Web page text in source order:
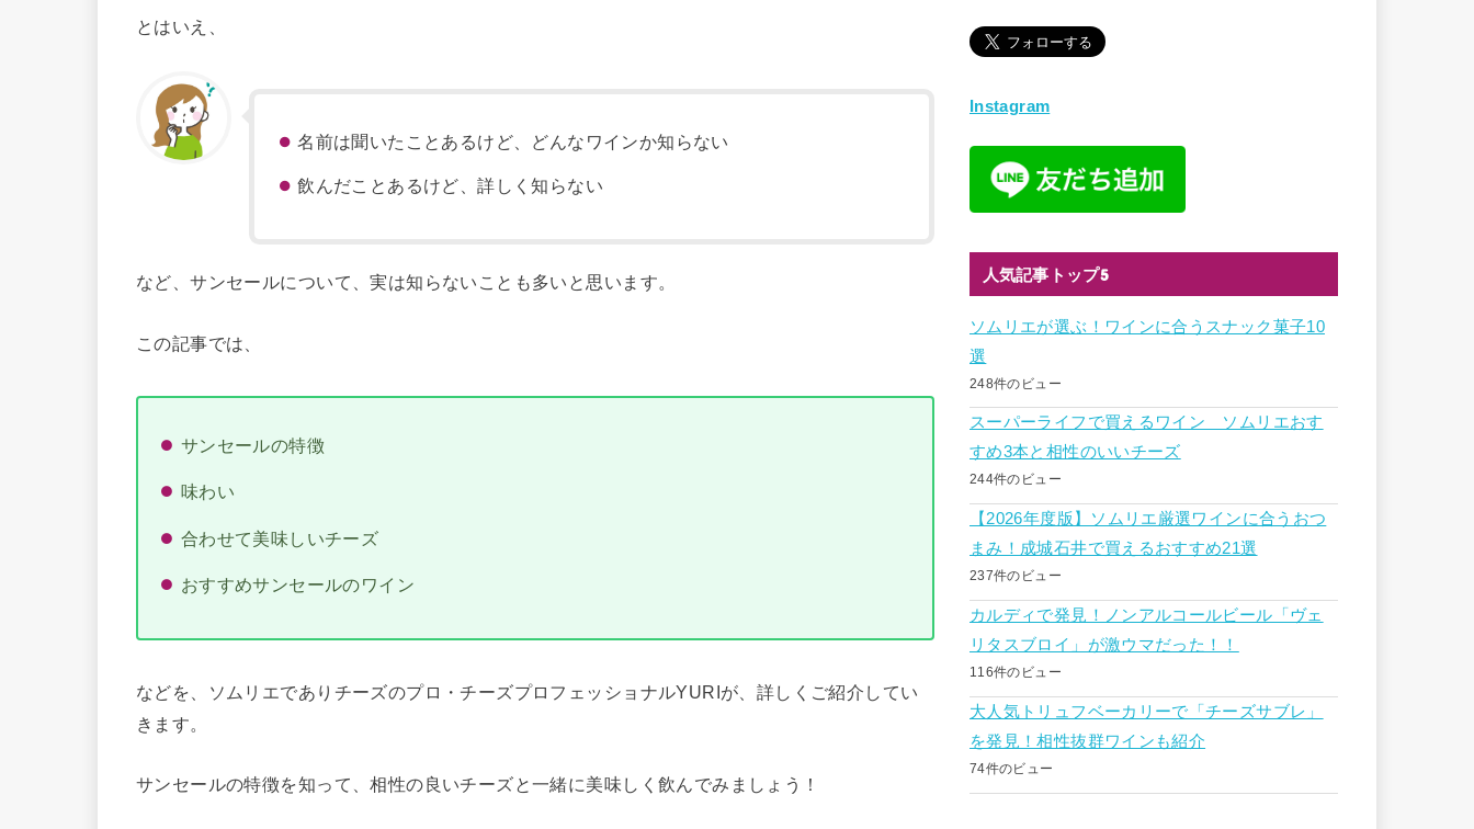
とはいえ、
名前は聞いたことあるけど、どんなワインか知らない
飲んだことあるけど、詳しく知らない
など、サンセールについて、実は知らないことも多いと思います。
この記事では、
サンセールの特徴
味わい
合わせて美味しいチーズ
おすすめサンセールのワイン
などを、ソムリエでありチーズのプロ・チーズプロフェッショナルYURIが、詳しくご紹介してい
きます。
サンセールの特徴を知って、相性の良いチーズと一緒に美味しく飲んでみましょう！
Instagram
人気記事トップ5
ソムリエが選ぶ！ワインに合うスナック菓子10
選
248件のビュー
スーパーライフで買えるワイン ソムリエおす
すめ3本と相性のいいチーズ
244件のビュー
【2026年度版】ソムリエ厳選ワインに合うおつ
まみ！成城石井で買えるおすすめ21選
237件のビュー
カルディで発見！ノンアルコールビール「ヴェ
リタスブロイ」が激ウマだった！！
116件のビュー
大人気トリュフベーカリーで「チーズサブレ」
を発見！相性抜群ワインも紹介
74件のビュー